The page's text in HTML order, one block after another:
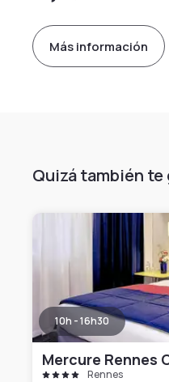
Más información
Quizá también
10h - 16h30
Mercure Rennes
Rennes